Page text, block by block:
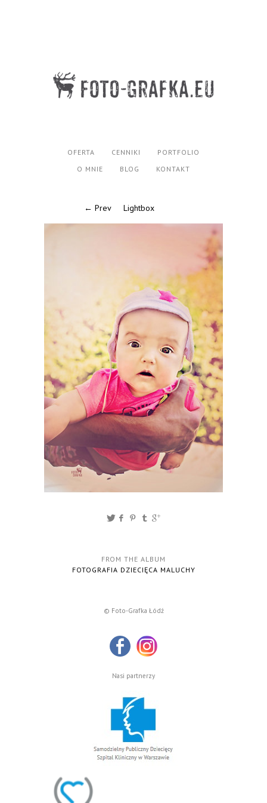
OFERTA CENNIKI
PORTFOLIO
O MNIE
BLOG KONTAKT
← Prev Lightbox
FROM THE ALBUM
FOTOGRAFIA DZIECIĘCA MALUCHY
© Foto-Grafka Łódź
Nasi partnerzy